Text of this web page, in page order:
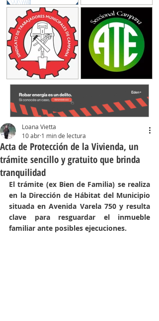
Acta de Protección de la Vivienda, un
trámite sencillo y gratuito que brinda
tranquilidad
Loana Vietta
10 abr 1 min de lectura
El trámite (ex Bien de Familia) se realiza
en la Dirección de Hábitat del Municipio
situada en Avenida Varela 750 y resulta
clave para resguardar el inmueble
familiar ante posibles ejecuciones.